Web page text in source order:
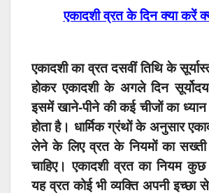
एकादशी व्रत के दिन क्या करें
एकादशीका व्रत दसवीं तिथि के
होकर एकादशी के अगले दिन
इसमें खाने-पीने की कई चीजों का
होता है। धार्मिक ग्रंथों के अनुसार
लेने के लिए व्रत के नियमों का
चाहिए। एकादशी व्रत का नियम कुछ
यह व्रत कोई भी व्यक्ति अपनी